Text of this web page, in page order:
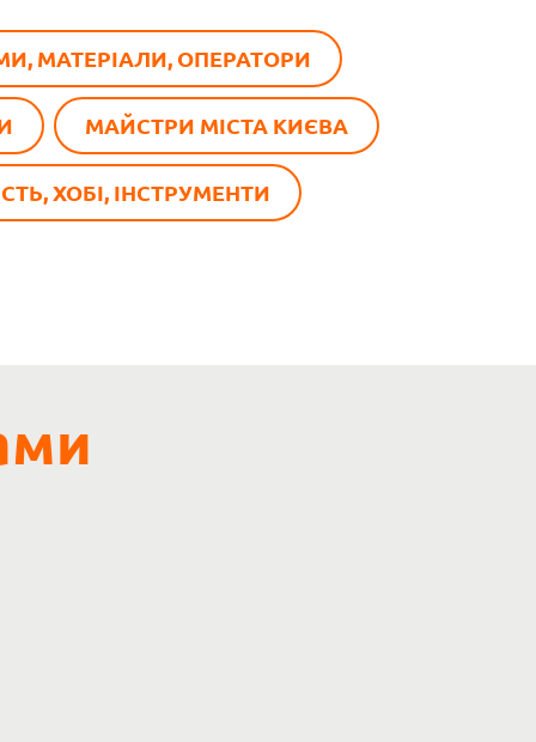
МАТЕРІАЛИ, ОПЕРАТОРИ
МАЙСТРИ МІСТА КИЄВА
ХОБІ, ІНСТРУМЕНТИ